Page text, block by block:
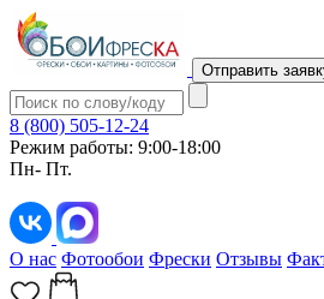
Отправить
8 (800) 505-12-24
Режим работы: 9:00-18:00
Пн- Пт.
О нас Фотообои Фрески Отзывы